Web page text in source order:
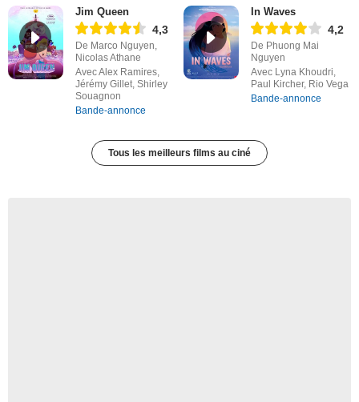
Jim Queen
4,3
De Marco Nguyen,
Nicolas Athane
Avec Alex Ramires,
Jérémy Gillet, Shirley
Souagnon
Bande-annonce
In Waves
4,2
De Phuong Mai
Nguyen
Avec Lyna Khoudri,
Paul Kircher, Rio Vega
Bande-annonce
Tous les meilleurs films au ciné